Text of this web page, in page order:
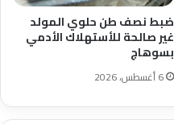
ضبط نصف طن حلوي المولد
غير صالحة للأستهلاك الأدمي
بسوهاج
6 أغسطس، 2026